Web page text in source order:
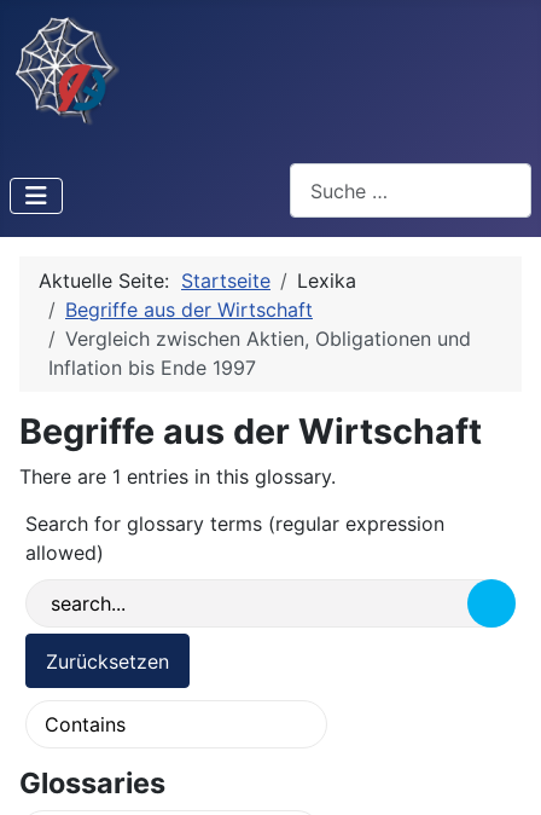
Aktuelle Seite: Startseite
Lexika
Begriffe aus der Wirtschaft
Vergleich zwischen Aktien, Obligationen und
Inflation bis Ende 1997
Begriffe aus der Wirtschaft
There are 1 entries in this glossary.
Search for glossary terms (regular expression
allowed)
Glossaries